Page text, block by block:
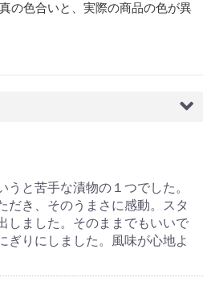
の色合いと、実際の商品の色が異
うと苦手な漬物の１つでした。
だき、そのうまさに感動。スタ
しました。そのままでもいいで
ぎりにしました。風味が心地よ